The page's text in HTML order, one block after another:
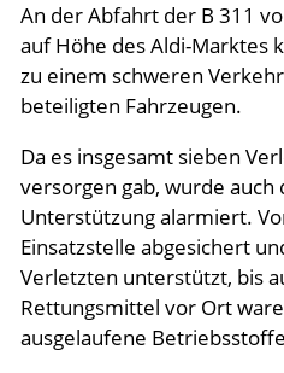
An der Abfahrt der B 311
auf Höhe des Aldi-Marktes
zu einem schweren
beteiligten Fahrzeugen.
Da es insgesamt sieben
versorgen gab, wurde
Unterstützung alarmiert.
Einsatzstelle abgesichert
Verletzten unterstützt, bis
Rettungsmittel vor Ort
ausgelaufene